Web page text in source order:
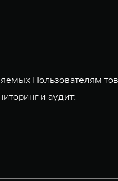
Пользователям
и аудит: